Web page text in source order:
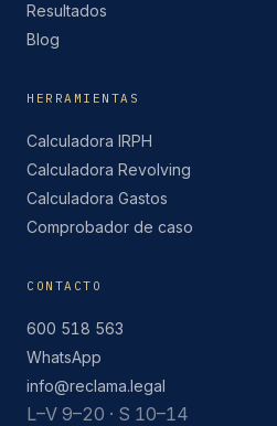
Resultados
Blog
HERRAMIENTAS
Calculadora IRPH
Calculadora Revolving
Calculadora Gastos
Comprobador de caso
CONTACTO
600 518 563
WhatsApp
info@reclama.legal
L–V 9–20 · S 10–14